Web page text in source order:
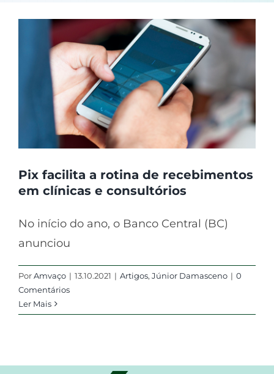
Pix facilita a rotina de recebimentos
em clínicas e consultórios
No início do ano, o Banco Central (BC)
anunciou
PorAmvaço | 13.10.2021 | Artigos, Júnior Damasceno | 0
Comentários
Ler Mais